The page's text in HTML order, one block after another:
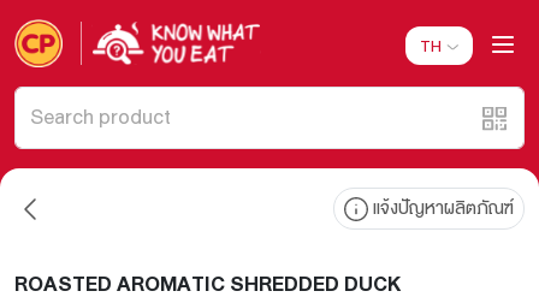
TH
แจ้งปัญหาผลิตภัณฑ์
ROASTED AROMATIC SHREDDED DUCK